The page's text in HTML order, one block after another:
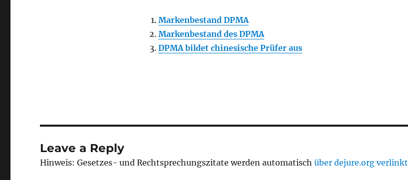
Markenbestand DPMA
Markenbestand des DPMA
DPMA bildet chinesische Prüfer aus
Leave a Reply
Hinweis: Gesetzes- und Rechtsprechungszitate werden automatischüber dejure.org verlinkt